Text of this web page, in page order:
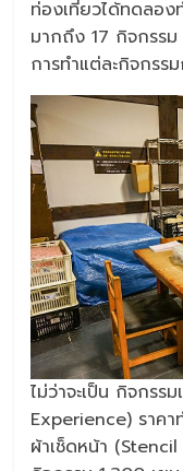
ท่องเที่ยวได้ทดลอ
มากถึง 17 กิจกรรม
การทำแต่ละกิจกรร
ไม่ว่าจะเป็น กิจกร
Experience) ราค
ผ้าเช็ดหน้า